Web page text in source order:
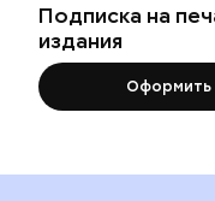
Подписка на
издания
Оформить